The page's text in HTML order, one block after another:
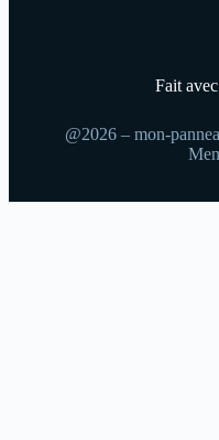
Fait
@2026 – mon-